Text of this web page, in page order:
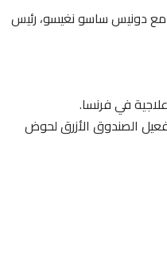
مع دونيس ساسو نغيسو، رئيس
في فرنسا.
الصندوق الأزرق لحوض